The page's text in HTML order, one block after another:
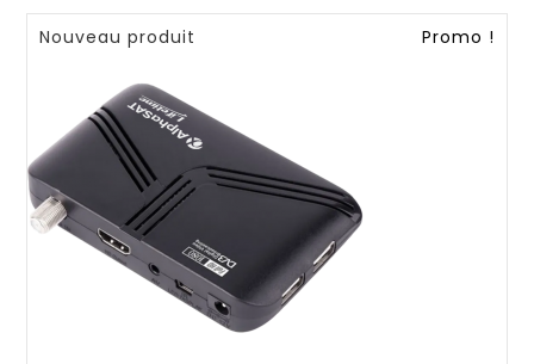
Promo !
Nouveau produit